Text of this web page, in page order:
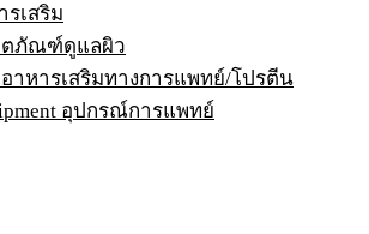
เสริม
ตภัณฑ์ดูแลผิว
าหารเสริมทางการแพทย์/โปรตีน
อุปกรณ์การแพทย์